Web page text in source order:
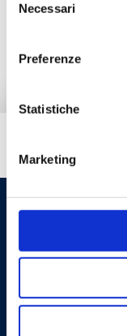
delNecessari
Preferenze
Statistiche
Marketing